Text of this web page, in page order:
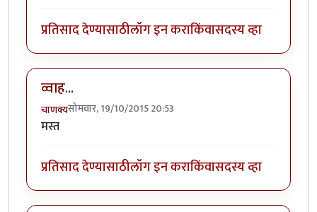
प्रतिसाद देण्यासाठीलॉग इन कराकिंवासदस्य व्हा
व्वाह...
चाणक्यसोमवार, 19/10/2015 20:53
मस्त
प्रतिसाद देण्यासाठीलॉग इन कराकिंवासदस्य व्हा